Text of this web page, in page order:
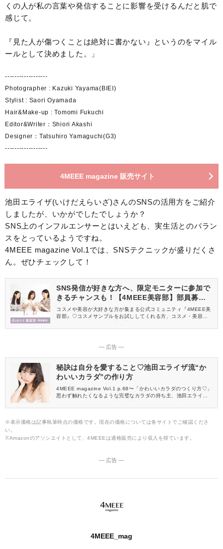
くの人が私の言葉や発信することに影響を受けるんだと肌で
感じて。
『見た人が傷つくことは絶対に書かない』というのをマイル
ールとして決めました。」
------------------
Photographer : Kazuki Yayama(BIEI)
Stylist : Saori Oyamada
Hair&Make-up : Tomomi Fukuchi
Editor&Writer：Shiori Akashi
Designer：Tatsuhiro Yamaguchi(G3)
------------------
4MEEE magazine 販売サイト
池田エライザ(いけだえらいざ)さんのSNSの活用方をご紹介
しましたが、いかがでしたでしょうか？
SNS上のインフルエンサーとはいえども、実生活とのバラン
スをとっているようですね。
4MEEE magazine Vol.1では、SNSテクニックが盛りだくさ
ん。ぜひチェックして！
SNS発信が好きな方へ、限定モニターに参加で
きるチャンスも！【4MEEE美容部】部員募集
中
コスメや美容が大好きな方が集まる公式コミュニティ『4MEEE美
容部』♡コスメサンプルをお試ししてくれる方、コスメ・美容情報
― 広告 ―
秘訣は自分を愛すること♡池田エライザ流“か
わいいカラダ”の作り方
4MEEE magazine Vol.1 p.68〜「かわいいカラダのつくり方♡」
思わず触れたくなるような完璧なカラダの持ち主、池田エライザ
まれるのでしょうか？4MEEE magazine Vol.1「かわいいカラダ
※表示価格は記事執筆時点の価格です。現在の価格については各サイトでご確認くださ
い。
※Amazonのアソシエイトとして、4MEEEは適格販売により収入を得ています。
― 広告 ―
4MEEE_mag